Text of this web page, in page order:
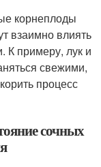
корнеплоды
взаимно влиять
К примеру, лук и
свежими,
процесс
сочных